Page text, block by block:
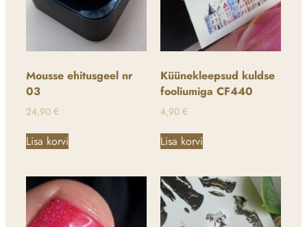
Mousse ehitusgeel nr
03
24,90 €
Lisa korvi
Küünekleepsud kuldse
fooliumiga CF440
4,90 €
Lisa korvi